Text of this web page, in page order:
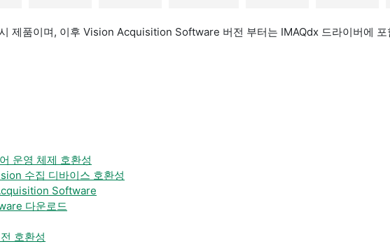
제품이며, 이후 Vision Acquisition Software 버전 부터는 IMAQdx 드라이버에 포
운영 체제 호환성
수집 디바이스 호환성
Software
다운로드​
호환성